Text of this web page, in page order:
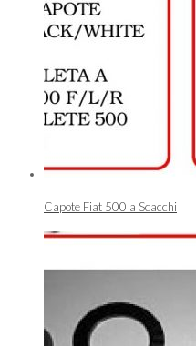
Capote Fiat 500 a Scacchi